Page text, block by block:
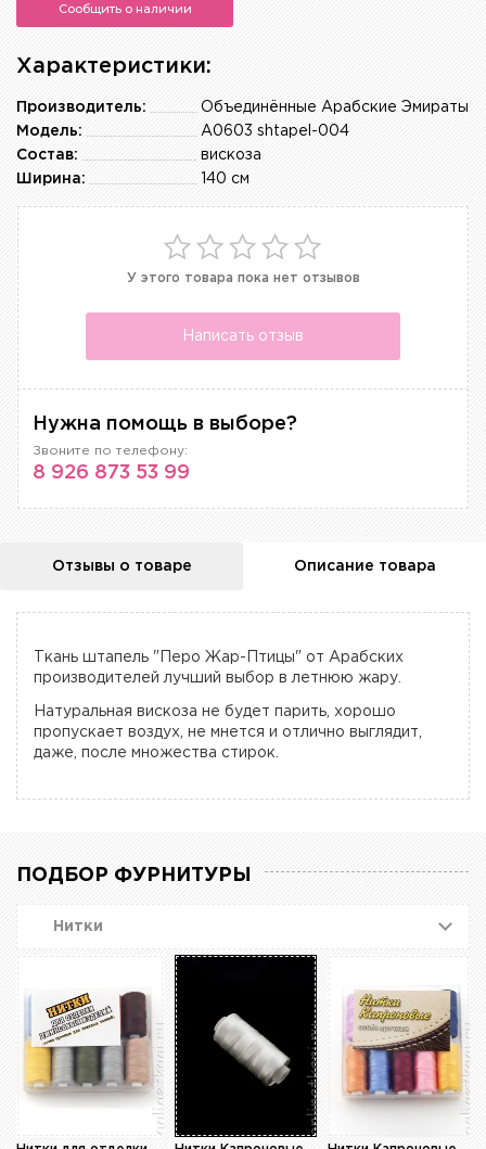
Сообщить о наличии
Характеристики:
Объединённые Арабские Эмираты
Производитель:
A0603 shtapel-004
Модель:
вискоза
Состав:
140 см
Ширина:
У этого товара пока нет отзывов
Написать отзыв
Нужна помощь в выборе?
Звоните по телефону:
8 926 873 53 99
Отзывы о товаре Описание товара
Ткань штапель "Перо Жар-Птицы" от Арабских
производителей лучший выбор в летнюю жару.
Натуральная вискоза не будет парить, хорошо
пропускает воздух, не мнется и отлично выглядит,
даже, после множества стирок.
ПОДБОР ФУРНИТУРЫ
Нитки